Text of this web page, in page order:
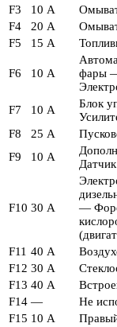
F3
10 А
F4
20 А
F5
15 А
F6 10 А
фары
F7
10 А
Блок
F8
25 А
F9
10 А
F10 30 А
—
F11 40 А
F12 30 А
F13 40 А
F14 —
Не
F15 10 А